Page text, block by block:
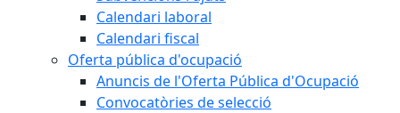
Calendari laboral
Calendari fiscal
Oferta pública d'ocupació
Anuncis de l'Oferta Pública d'Ocupació
Convocatòries de selecció